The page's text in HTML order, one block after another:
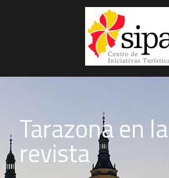
Tarazona en la
revista